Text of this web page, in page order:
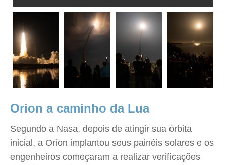
Orion a caminho da Lua
Segundo a Nasa, depois de atingir sua órbita
inicial, a Orion implantou seus painéis solares e os
engenheiros começaram a realizar verificações